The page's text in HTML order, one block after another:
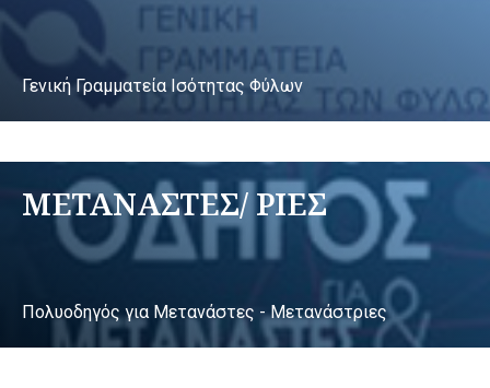
Γενική Γραμματεία Ισότητας Φύλων
ΜΕΤΑΝΑΣΤΕΣ/ ΡΙΕΣ
Πολυοδηγός για Μετανάστες - Μετανάστριες